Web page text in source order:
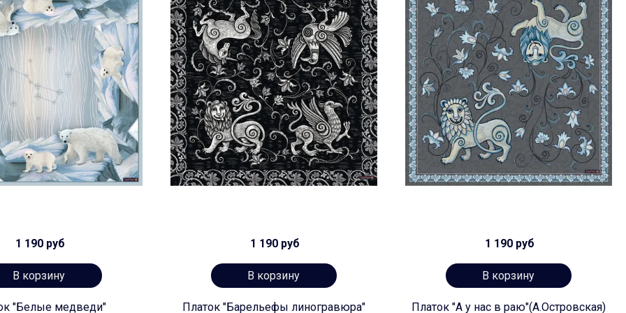
1 190 руб
В корзину
"Белые медведи"
1 190 руб
В корзину
Платок "Барельефы линогравюра"
1 190 руб
В корзину
Платок "А у нас в раю"(А.Островская)